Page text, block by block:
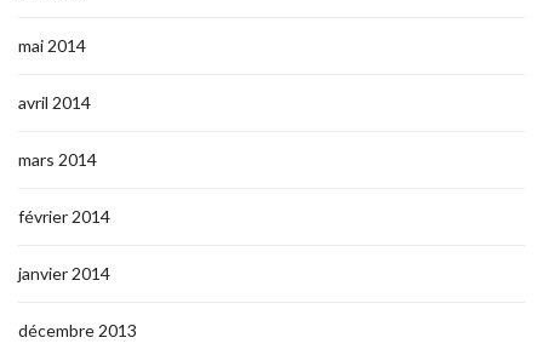
mai 2014
avril 2014
mars 2014
février 2014
janvier 2014
décembre 2013